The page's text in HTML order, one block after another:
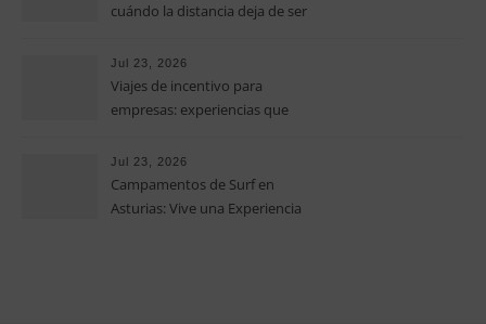
cuándo la distancia deja de ser
terapia
Jul 23, 2026
Viajes de incentivo para
empresas: experiencias que
la oficina
Jul 23, 2026
Campamentos de Surf en
Asturias: Vive una Experiencia